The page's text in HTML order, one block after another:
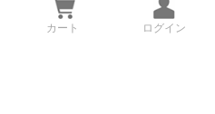
カート ログイン